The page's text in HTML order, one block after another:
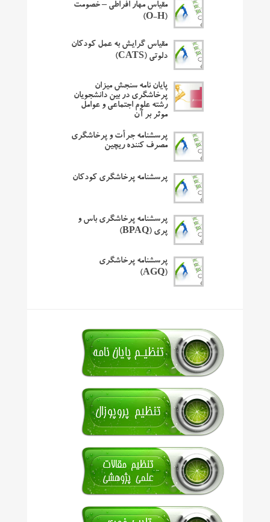
مقیاس مهار افراطی – خصومت
(O-H)
مقیاس گرایش به عمل کودکان
دلوتی (CATS)
پایان نامه سنجش میزان
پرخاشگری در بین دانشجویان
رشته علوم اجتماعی و عوامل
موثر بر آن
پرسشنامه جرأت و پرخاشگری
مصرف کننده ریچین
پرسشنامه پرخاشگری کودکان
پرسشنامه پرخاشگری باس و
پری (BPAQ)
پرسشنامه پرخاشگری
(AGQ)